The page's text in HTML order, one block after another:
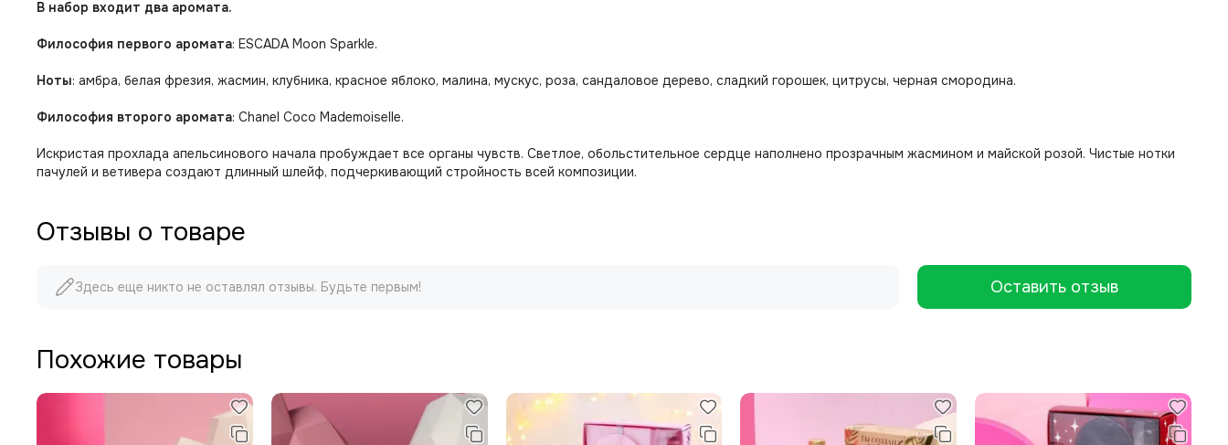
В набор входит два аромата.
Философия первого аромата: ESCADA Moon Sparkle.
Ноты: амбра, белая фрезия, жасмин, клубника, красное яблоко, малина, мускус, роза, сандаловое дерево, сладкий горошек, цитрусы, черная смородина.
Философия второго аромата: Chanel Coco Mademoiselle.
Искристая прохлада апельсинового начала пробуждает все органы чувств. Светлое, обольстительное сердце наполнено прозрачным жасмином и майской розой. Чистые нотки
пачулей и ветивера создают длинный шлейф, подчеркивающий стройность всей композиции.
Отзывы о товаре
Здесь еще никто не оставлял отзывы. Будьте первым! Оставить отзыв
Похожие товары